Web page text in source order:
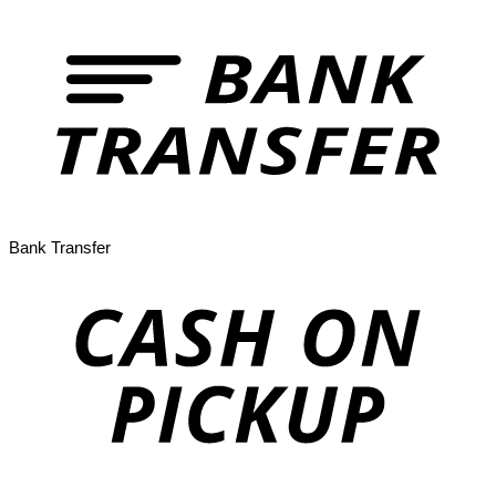
Bank Transfer